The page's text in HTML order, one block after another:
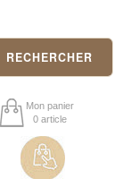
RECHERCHER
Mon panier
0 article